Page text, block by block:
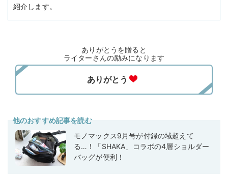
紹介します。
ありがとうを贈ると
ライターさんの励みになります
他のおすすめ記事を読む
モノマックス9月号が付録の域超えて
る…！「SHAKA」コラボの4層ショルダー
バッグが便利！